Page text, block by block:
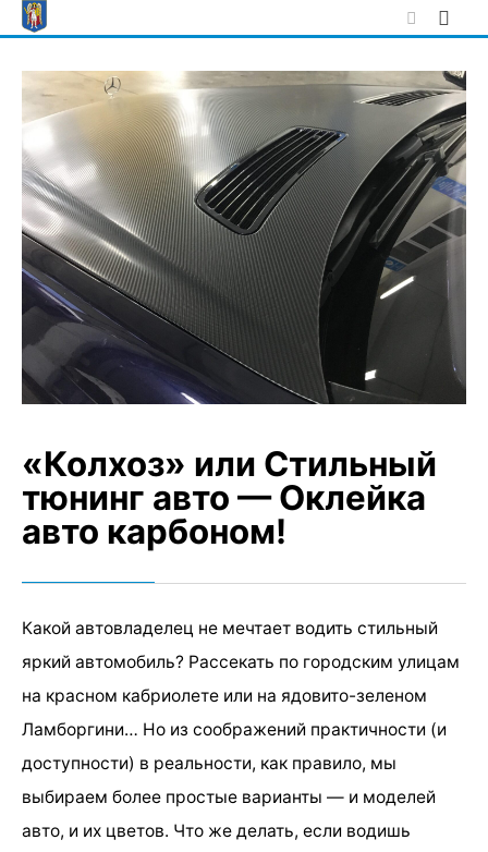
Skip
to
«Колхоз» или Стильный
тюнинг авто — Оклейка
авто карбоном!
Какой автовладелец не мечтает водить стильный
яркий автомобиль? Рассекать по городским улицам
на красном кабриолете или на ядовито-зеленом
Ламборгини… Но из соображений практичности (и
доступности) в реальности, как правило, мы
выбираем более простые варианты — и моделей
авто, и их цветов. Что же делать, если водишь